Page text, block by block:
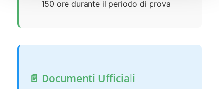
150 ore durante il periodo di prova
📄 Documenti Ufficiali